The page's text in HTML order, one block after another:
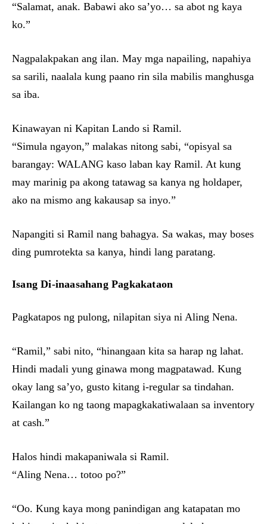
“Salamat, anak. Babawi ako sa’yo… sa abot ng kaya
ko.”
Nagpalakpakan ang ilan. May mga napailing, napahiya
sa sarili, naalala kung paano rin sila mabilis manghusga
sa iba.
Kinawayan ni Kapitan Lando si Ramil.
“Simula ngayon,” malakas nitong sabi, “opisyal sa
barangay: WALANG kaso laban kay Ramil. At kung
may marinig pa akong tatawag sa kanya ng holdaper,
ako na mismo ang kakausap sa inyo.”
Napangiti si Ramil nang bahagya. Sa wakas, may boses
ding pumrotekta sa kanya, hindi lang paratang.
Isang Di-inaasahang Pagkakataon
Pagkatapos ng pulong, nilapitan siya ni Aling Nena.
“Ramil,” sabi nito, “hinangaan kita sa harap ng lahat.
Hindi madali yung ginawa mong magpatawad. Kung
okay lang sa’yo, gusto kitang i-regular sa tindahan.
Kailangan ko ng taong mapagkakatiwalaan sa inventory
at cash.”
Halos hindi makapaniwala si Ramil.
“Aling Nena… totoo po?”
“Oo. Kung kaya mong panindigan ang katapatan mo